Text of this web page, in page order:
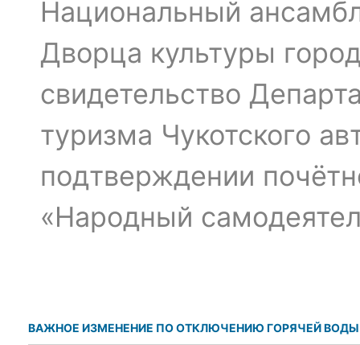
Национальный
Дворца культуры
свидетельство
туризма Чукотского
подтверждении
«Народный
ВАЖНОЕ ИЗМЕНЕНИЕ ПО ОТКЛЮЧЕНИЮ ГОРЯЧЕЙ ВОДЫ